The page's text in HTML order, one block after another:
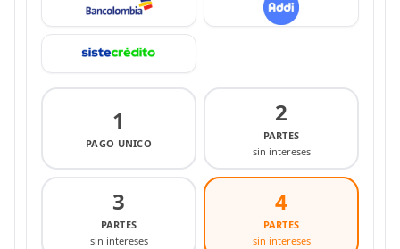
1
PAGO UNICO
2
PARTES
sin intereses
3
PARTES
sin intereses
4
PARTES
sin intereses